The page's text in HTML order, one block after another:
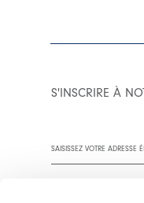
S'INSCRIRE À